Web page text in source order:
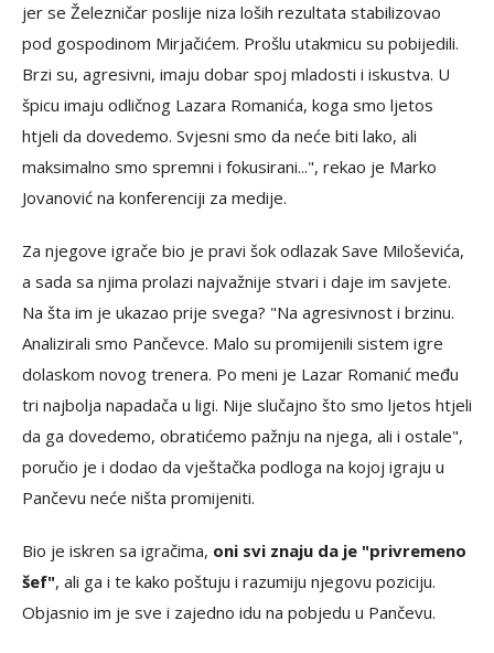
jer se Železničar poslije niza loših rezultata stabilizovao
pod gospodinom Mirjačićem. Prošlu utakmicu su pobijedili.
Brzi su, agresivni, imaju dobar spoj mladosti i iskustva. U
špicu imaju odličnog Lazara Romanića, koga smo ljetos
htjeli da dovedemo. Svjesni smo da neće biti lako, ali
maksimalno smo spremni i fokusirani...", rekao je Marko
Jovanović na konferenciji za medije.
Za njegove igrače bio je pravi šok odlazak Save Miloševića,
a sada sa njima prolazi najvažnije stvari i daje im savjete.
Na šta im je ukazao prije svega? "Na agresivnost i brzinu.
Analizirali smo Pančevce. Malo su promijenili sistem igre
dolaskom novog trenera. Po meni je Lazar Romanić među
tri najbolja napadača u ligi. Nije slučajno što smo ljetos htjeli
da ga dovedemo, obratićemo pažnju na njega, ali i ostale",
poručio je i dodao da vještačka podloga na kojoj igraju u
Pančevu neće ništa promijeniti.
Bio je iskren sa igračima, oni svi znaju da je "privremeno
šef", ali ga i te kako poštuju i razumiju njegovu poziciju.
Objasnio im je sve i zajedno idu na pobjedu u Pančevu.